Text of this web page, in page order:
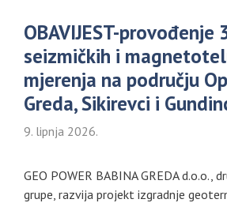
OBAVIJEST-provođenje
seizmičkih i
mjerenja na području
Greda, Sikirevci i
9. lipnja 2026.
GEO POWER BABINA GREDA d.o.o.,
grupe, razvija projekt izgradnje